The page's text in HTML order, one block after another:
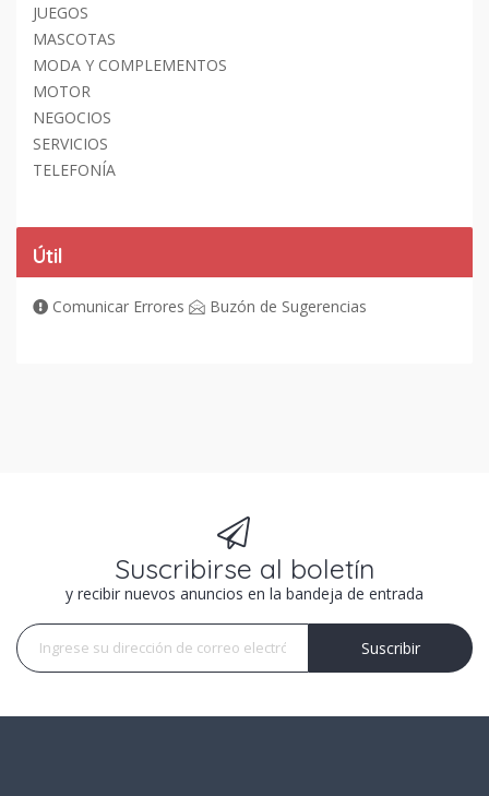
JUEGOS
MASCOTAS
MODA Y COMPLEMENTOS
MOTOR
NEGOCIOS
SERVICIOS
TELEFONÍA
Útil
Comunicar Errores Buzón de Sugerencias
Suscribirse al boletín
y recibir nuevos anuncios en la bandeja de entrada
Suscribir